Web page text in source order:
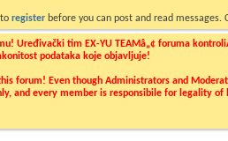
register before you can post and read
Uređivački tim EX-YU TEAMâ„¢ foruma
podataka koje objavljuje!
forum! Even though Administrators and
and every member is responsibile for legality of